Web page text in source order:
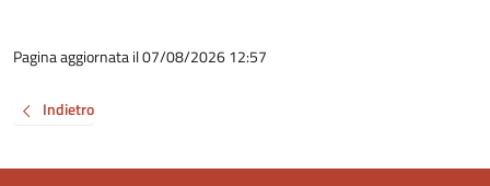
Pagina aggiornata il 07/08/2026 12:57
Indietro